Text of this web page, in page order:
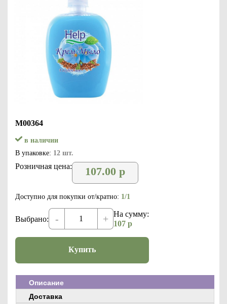
М00364
в наличии
В упаковке: 12 шт.
Розничная цена: 107.00 р
Доступно для покупки от/кратно: 1/1
Выбрано: - +
На сумму:
107 р
Купить
Описание
Доставка